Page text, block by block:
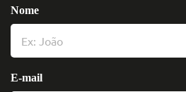
Nome
E-mail